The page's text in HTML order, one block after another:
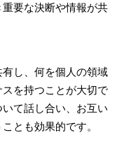
要な決断や情報が共
し、何を個人の領域
を持つことが大切で
て話し合い、お互い
とも効果的です。